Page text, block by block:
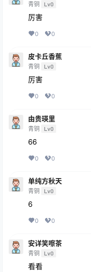
青铜 Lv0
厉害
0 0
皮卡丘香蕉
青铜 Lv0
厉害
0 0
由贵瑛里
青铜 Lv0
66
0 0
单纯方秋天
青铜 Lv0
6
0 0
安详笑嚓茶
青铜 Lv0
看看